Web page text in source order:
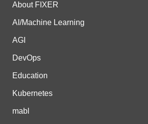
About FIXER
AI/Machine Learning
AGI
DevOps
Education
Kubernetes
mabl